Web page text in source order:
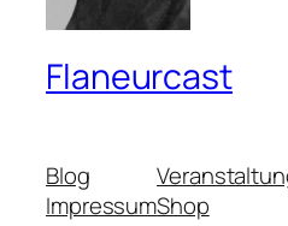
Flaneurcast
Blog
ImpressumShop